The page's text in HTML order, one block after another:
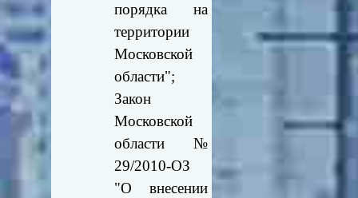
порядка на
территории
Московской
области";
Закон
Московской
области №
29/2010-ОЗ
"О внесении